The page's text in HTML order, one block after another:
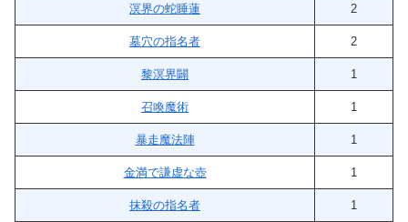
溟界の蛇睡蓮 2
墓穴の指名者 2
黎溟界闢 1
召喚魔術 1
暴走魔法陣 1
金満で謙虚な壺 1
抹殺の指名者 1